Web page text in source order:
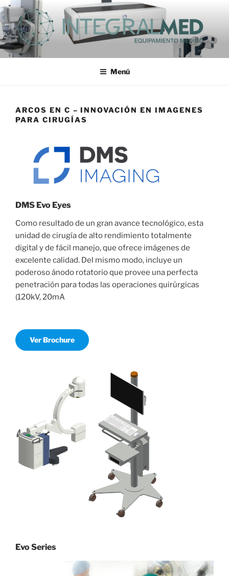
Saltar
al
contenido
INTEGRALMED S.A.
Menú
ARCOS EN C – INNOVACIÓN EN IMAGENES
PARA CIRUGÍAS
DMS Evo Eyes
Como resultado de un gran avance tecnológico, esta
unidad de cirugía de alto rendimiento totalmente
digital y de fácil manejo, que ofrece imágenes de
excelente calidad. Del mismo modo, incluye un
poderoso ánodo rotatorio que provee una perfecta
penetración para todas las operaciones quirúrgicas
(120kV, 20mA
Ver Brochure
Evo Series